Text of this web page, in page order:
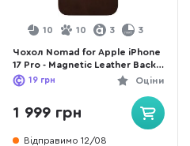
10 10 3 3
Чохол Nomad for Apple iPhone
17 Pro - Magnetic Leather Back
Horween Rustic Brown
(NM014407858)
Оціни
19 грн
1 999 грн
Відправимо 12/08